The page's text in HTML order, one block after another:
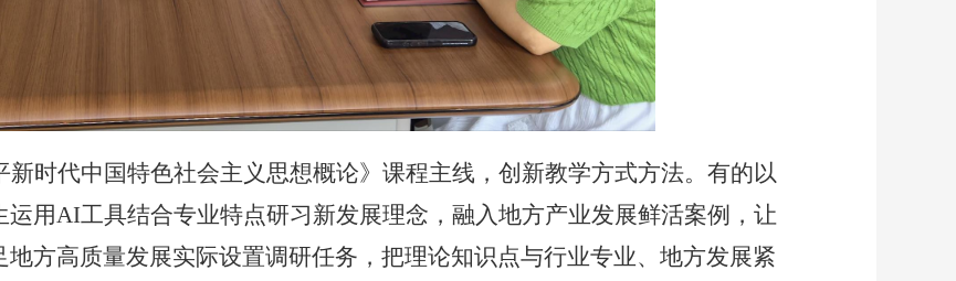
时代中国特色社会主义思想概论》课程主线，创新教学方式方法。有的以
运用 AI工具结合专业特点研习新发展理念，融入地方产业发展鲜活案例，让
方高质量发展实际设置调研任务，把理论知识点与行业专业、地方发展紧